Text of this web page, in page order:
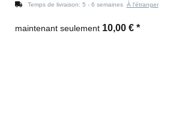
Temps de livraison: 5 - 6 semaines À l'étranger
maintenant seulement 10,00 € *